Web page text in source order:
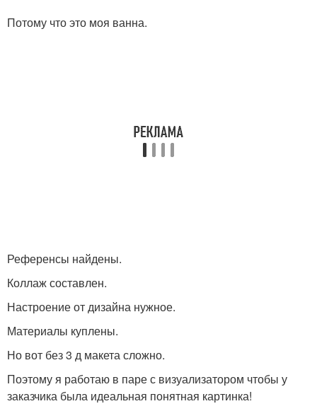
Потому что это моя ванна.
Референсы найдены.
Коллаж составлен.
Настроение от дизайна нужное.
Материалы куплены.
Но вот без 3 д макета сложно.
Поэтому я работаю в паре с визуализатором чтобы у
заказчика была идеальная понятная картинка!